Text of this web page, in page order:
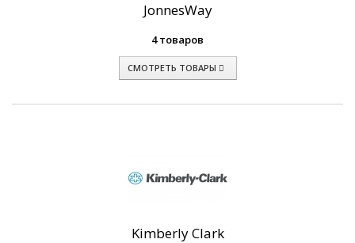
JonnesWay
4 товаров
СМОТРЕТЬ ТОВАРЫ
Kimberly Clark